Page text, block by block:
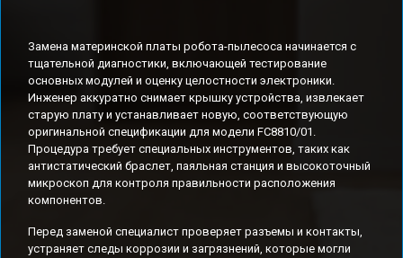
Замена материнской платы робота-пылесоса начинается с
тщательной диагностики, включающей тестирование
основных модулей и оценку целостности электроники.
Инженер аккуратно снимает крышку устройства, извлекает
старую плату и устанавливает новую, соответствующую
оригинальной спецификации для модели FC8810/01.
Процедура требует специальных инструментов, таких как
антистатический браслет, паяльная станция и высокоточный
микроскоп для контроля правильности расположения
компонентов.
Перед заменой специалист проверяет разъемы и контакты,
устраняет следы коррозии и загрязнений, которые могли